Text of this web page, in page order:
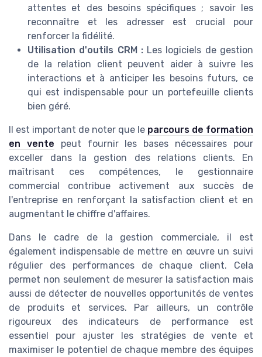
attentes et des besoins spécifiques ; savoir les
reconnaître et les adresser est crucial pour
renforcer la fidélité.
Utilisation d'outils CRM :Les logiciels de gestion
de la relation client peuvent aider à suivre les
interactions et à anticiper les besoins futurs, ce
qui est indispensable pour un portefeuille clients
bien géré.
Il est important de noter que le parcours de formation
en vente peut fournir les bases nécessaires pour
exceller dans la gestion des relations clients. En
maîtrisant ces compétences, le gestionnaire
commercial contribue activement aux succès de
l'entreprise en renforçant la satisfaction client et en
augmentant le chiffre d'affaires.
Dans le cadre de la gestion commerciale, il est
également indispensable de mettre en œuvre un suivi
régulier des performances de chaque client. Cela
permet non seulement de mesurer la satisfaction mais
aussi de détecter de nouvelles opportunités de ventes
de produits et services. Par ailleurs, un contrôle
rigoureux des indicateurs de performance est
essentiel pour ajuster les stratégies de vente et
maximiser le potentiel de chaque membre des équipes